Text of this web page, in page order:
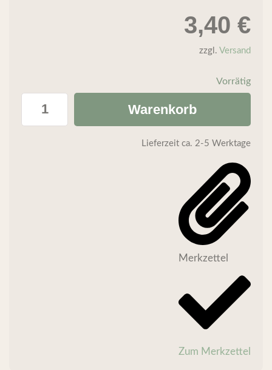
3,40 €
zzgl. Versand
Vorrätig
Warenkorb
Lieferzeit ca. 2-5 Werktage
Merkzettel
Zum Merkzettel